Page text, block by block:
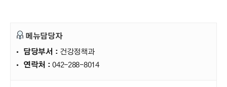
메뉴담당자
담당부서 : 건강정책과
연락처 :042-288-8014